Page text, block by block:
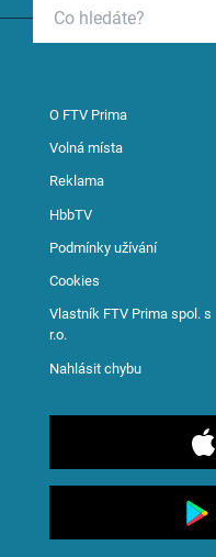
O FTV Prima
Volná místa
Reklama
HbbTV
Podmínky užívání
Cookies
Vlastník FTV Prima spol. s
r.o.
Nahlásit chybu